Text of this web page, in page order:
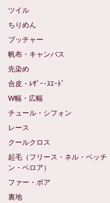
ツイル
ちりめん
ブッチャー
帆布・キャンバス
先染め
合皮・ﾚｻﾞｰ･ｽｴｰﾄﾞ
W幅・広幅
チュール・シフォン
レース
クールクロス
起毛（フリース・ネル・ベッチ
ン・ベロア）
ファー・ボア
裏地